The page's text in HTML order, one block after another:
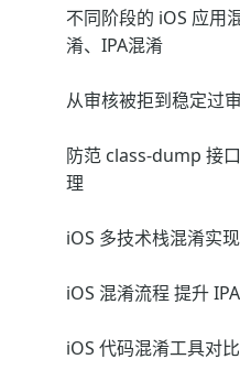
不同阶段的 iOS 应用
淆、IPA混淆
从审核被拒到稳定过
防范 class-dump 接
理
iOS 多技术栈混淆实
iOS 混淆流程 提升
iOS 代码混淆工具对